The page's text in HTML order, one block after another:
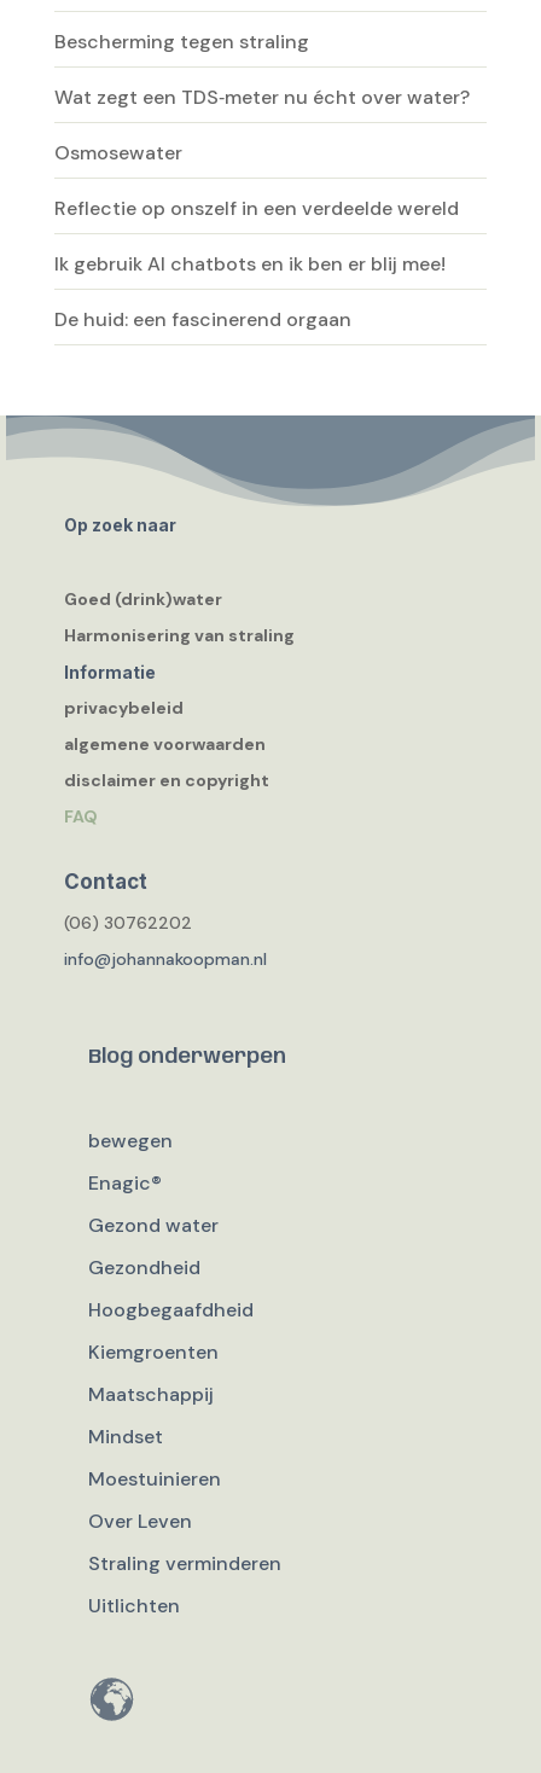
Bescherming tegen straling
Wat zegt een TDS‑meter nu écht over water?
Osmosewater
Reflectie op onszelf in een verdeelde wereld
Ik gebruik AI chatbots en ik ben er blij mee!
De huid: een fascinerend orgaan
Op zoek naar
Goed (drink)water
Harmonisering van straling
Informatie
privacybeleid
algemene voorwaarden
disclaimer en copyright
FAQ
Contact
(06) 30762202
info@johannakoopman.nl
Blog onderwerpen
bewegen
Enagic®
Gezond water
Gezondheid
Hoogbegaafdheid
Kiemgroenten
Maatschappij
Mindset
Moestuinieren
Over Leven
Straling verminderen
Uitlichten